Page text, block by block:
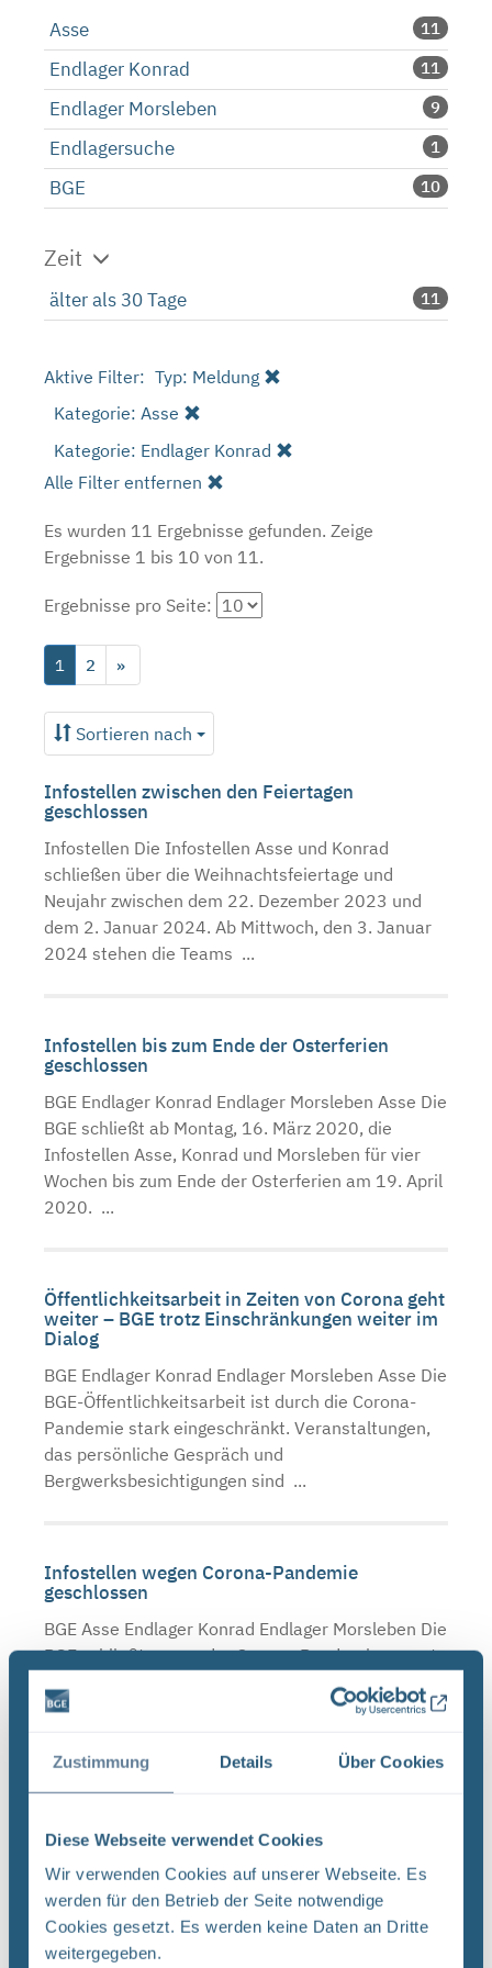
Zustimmung Details Über Cookies
Diese Webseite verwendet Cookies
Wir verwenden Cookies auf unserer Webseite. Es
werden für den Betrieb der Seite notwendige
Cookies gesetzt. Es werden keine Daten an Dritte
weitergegeben.
Asse 11
Endlager Konrad 11
Endlager Morsleben 9
Endlagersuche 1
BGE 10
Zeit
älter als 30 Tage 11
Aktive Filter: Typ: Meldung
Kategorie: Asse
Kategorie: Endlager Konrad
Alle Filter entfernen
Es wurden 11 Ergebnisse gefunden. Zeige
Ergebnisse 1 bis 10 von 11.
Ergebnisse pro Seite:
1 2 »
Sortieren nach
Infostellen zwischen den Feiertagen
geschlossen
Infostellen Die Infostellen Asse und Konrad
schließen über die Weihnachtsfeiertage und
Neujahr zwischen dem 22. Dezember 2023 und
dem 2. Januar 2024. Ab Mittwoch, den 3. Januar
2024 stehen die Teams ...
Infostellen bis zum Ende der Osterferien
geschlossen
BGE Endlager Konrad Endlager Morsleben Asse Die
BGE schließt ab Montag, 16. März 2020, die
Infostellen Asse, Konrad und Morsleben für vier
Wochen bis zum Ende der Osterferien am 19. April
2020. ...
Öffentlichkeitsarbeit in Zeiten von Corona geht
weiter – BGE trotz Einschränkungen weiter im
Dialog
BGE Endlager Konrad Endlager Morsleben Asse Die
BGE-Öffentlichkeitsarbeit ist durch die Corona-
Pandemie stark eingeschränkt. Veranstaltungen,
das persönliche Gespräch und
Bergwerksbesichtigungen sind ...
Infostellen wegen Corona-Pandemie
geschlossen
BGE Asse Endlager Konrad Endlager Morsleben Die
BGE schließt wegen der Corona-Pandemie erneut
die Infostellen Asse, Konrad und Morsleben. Mit
der Schließung setzt die BGE die
2019
BGE Asse Endlager Konrad Endlager Morsleben Die
Infostellen Asse, Konrad und Morsleben bleiben
am Mittwoch, den 23. Oktober 2019 aufgrund
einer internen Veranstaltung geschlossen. Auch